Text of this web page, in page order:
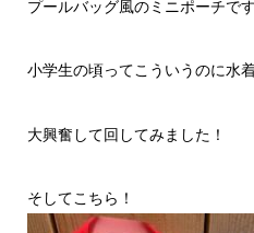
プールバッグ風のミニポーチです
小学生の頃ってこういうのに水
大興奮して回してみました！
そしてこちら！